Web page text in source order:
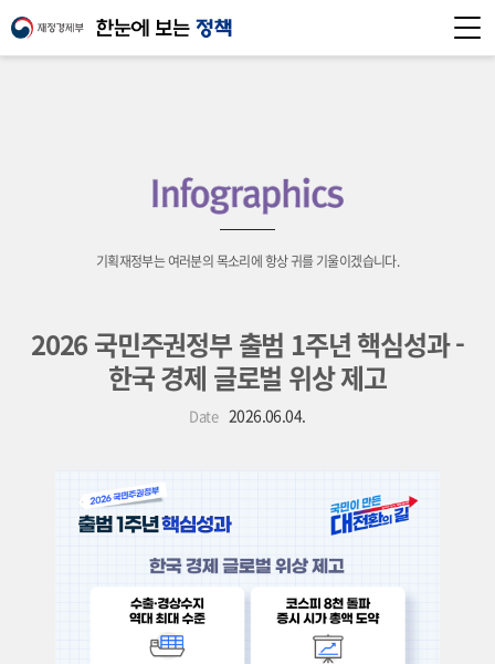
기획재정부는 여러분의 목소리에 항상 귀를 기울이겠습니다.
2026 국민주권정부 출범 1주년 핵심성과 -
한국 경제 글로벌 위상 제고
Date 2026.06.04.